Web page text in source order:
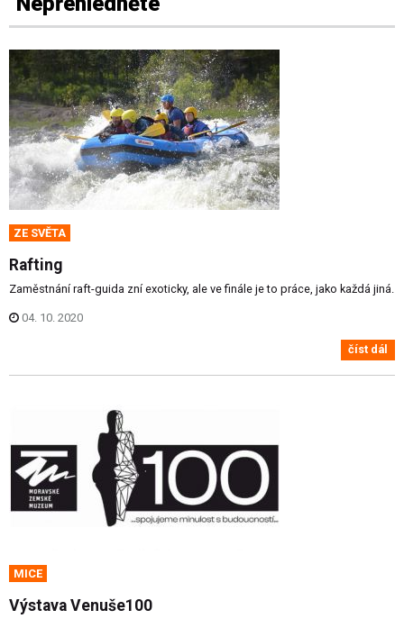
ZE SVĚTA
Rafting
Zaměstnání raft-guida zní exoticky, ale ve finále je to práce, jako každá jiná.
04. 10. 2020
číst dál
MICE
Výstava Venuše100